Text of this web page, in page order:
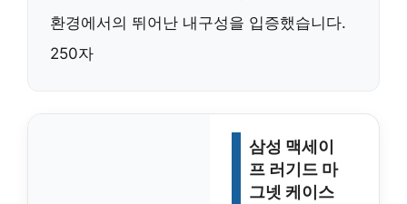
환경에서의 뛰어난 내구성을 입증했습니다.
250자
삼성 맥세이
프 러기드 마
그넷 케이스